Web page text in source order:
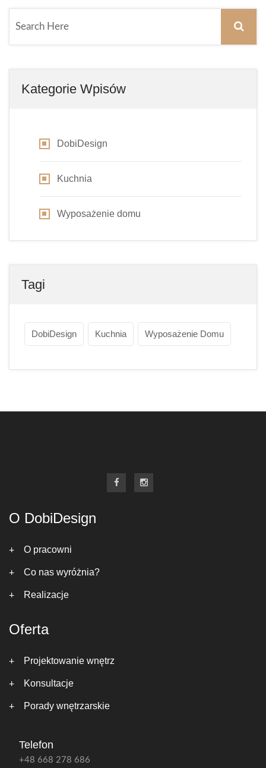
Kategorie Wpisów
DobiDesign
Kuchnia
Wyposażenie domu
Tagi
DobiDesign Kuchnia Wyposażenie Domu
O DobiDesign
O pracowni
Co nas wyróżnia?
Realizacje
Oferta
Projektowanie wnętrz
Konsultacje
Porady wnętrzarskie
Telefon
+48 668 278 686